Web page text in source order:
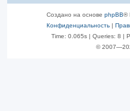
Создано на основе phpBB®
Конфиденциальность|
Time: 0.065s| Queries: 8 |
©